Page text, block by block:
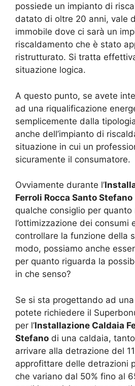
possiede un impianto di
datato di oltre 20 anni, vale
immobile dove ci sarà un
riscaldamento che è stato
ristrutturato. Si tratta
situazione logica.
A questo punto, se avete
ad una riqualificazione
semplicemente dalla
anche dell’impianto di
situazione in cui un
sicuramente il consumatore.
Ovviamente durante l’
Ferroli Rocca Santo Stefano
qualche consiglio per quanto
l’ottimizzazione dei consumi
controllare la funzione della
modo, possiamo anche
per quanto riguarda la
in che senso?
Se si sta progettando ad
potete richiedere il
per l’Installazione Caldaia
Stefano di una caldaia,
arrivare alla detrazione del
approfittare delle detrazioni
che variano dal 50% fino al